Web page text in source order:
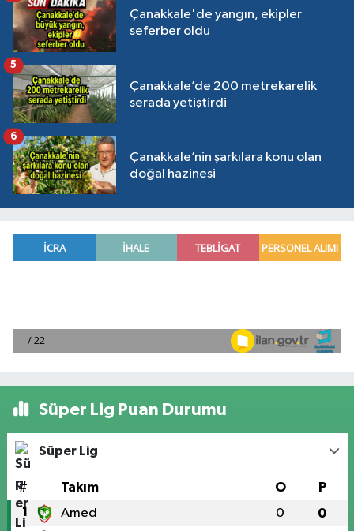
Çanakkale'de yangın, ekipler
seferber oldu
Çanakkale’de 200 metrekarelik
serada yetiştirdi
5
Çanakkale’nin şarkılara konu olan
doğal hazinesi
6
Süper Lig Puan Durumu
Süper Lig
# Takım O P
1 Amed 0 0